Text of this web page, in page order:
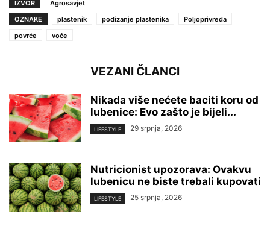
IZVOR
Agrosavjet
OZNAKE
plastenik podizanje plastenika
Poljoprivreda
povrće
voće
VEZANI ČLANCI
Nikada više nećete baciti koru od
lubenice: Evo zašto je bijeli...
LIFESTYLE 29 srpnja, 2026
Nutricionist upozorava: Ovakvu
lubenicu ne biste trebali kupovati
LIFESTYLE 25 srpnja, 2026